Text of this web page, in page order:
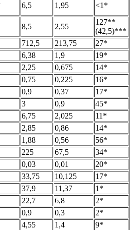
6,5 1,95
˂1*
8,5 2,55
127**
(42,5)***
712,5 213,75
27*
6,38 1,9
19*
2,25 0,675
14*
0,75 0,225
16*
0,9 0,37
17*
3 0,9
45*
6,75 2,025
11*
2,85 0,86
14*
1,88 0,56
56*
225 67,5
34*
0,03 0,01
20*
33,75 10,125
17*
37,9 11,37
1*
22,7 6,8
2*
0,9 0,3
2*
4,55 1,4
9*